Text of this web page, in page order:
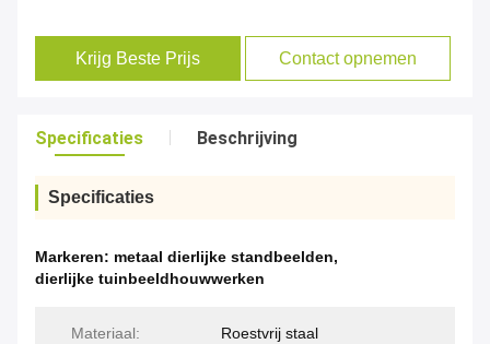
Krijg Beste Prijs Contact opnemen
Specificaties Beschrijving
Specificaties
Markeren: metaal dierlijke standbeelden,
dierlijke tuinbeeldhouwwerken
Materiaal: Roestvrij staal